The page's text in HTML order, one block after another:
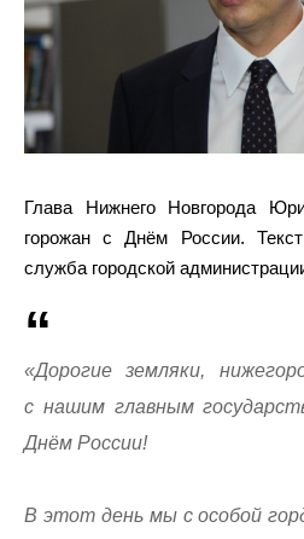
Глава Нижнего Новгорода
горожан с Днём России.
служба городской
«Дорогие земляки,
с нашим главным
Днём России!
В этот день мы с особой